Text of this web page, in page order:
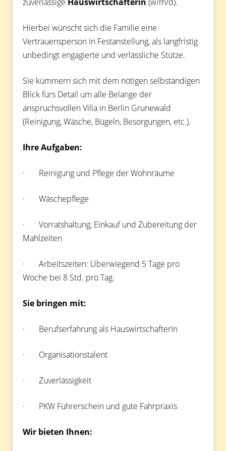
Hierbei wünscht sich die Familie eine
Vertrauensperson in Festanstellung, als langfristig
unbedingt engagierte und verlässliche Stütze.
Sie kümmern sich mit dem nötigen selbständigen
Blick fürs Detail um alle Belange der
anspruchsvollen Villa in Berlin Grunewald
(Reinigung, Wäsche, Bügeln, Besorgungen, etc.).
Ihre Aufgaben:
· Reinigung und Pflege der Wohnräume
· Wäschepflege
· Vorratshaltung, Einkauf und Zubereitung der
Mahlzeiten
· Arbeitszeiten: Überwiegend 5 Tage pro
Woche bei 8 Std. pro Tag.
Sie bringen mit:
· Berufserfahrung als HauswirtschafterIn
· Organisationstalent
· Zuverlässigkeit
· PKW Führerschein und gute Fahrpraxis
Wir bieten Ihnen: